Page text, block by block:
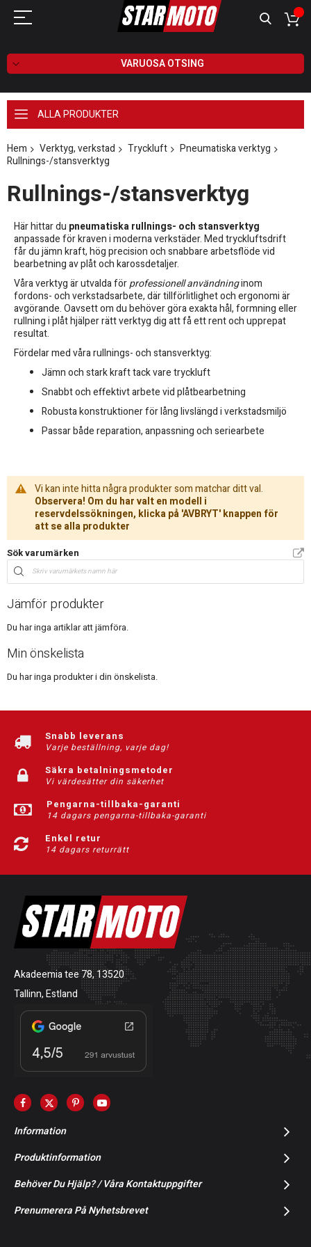
VARUOSA OTSING
ALLA PRODUKTER
Hem Verktyg, verkstad Tryckluft
Pneumatiska verktyg
Rullnings-/stansverktyg
Rullnings-/stansverktyg
Här hittar du pneumatiska rullnings- och stansverktyg
anpassade för kraven i moderna verkstäder. Med tryckluftsdrift
får du jämn kraft, hög precision och snabbare arbetsflöde vid
bearbetning av plåt och karossdetaljer.
Våra verktyg är utvalda förprofessionell användninginom
fordons- och verkstadsarbete, där tillförlitlighet och ergonomi är
avgörande. Oavsett om du behöver göra exakta hål, formning eller
rullning i plåt hjälper rätt verktyg dig att få ett rent och upprepat
resultat.
Fördelar med våra rullnings- och stansverktyg:
Jämn och stark kraft tack vare tryckluft
Snabbt och effektivt arbete vid plåtbearbetning
Robusta konstruktioner för lång livslängd i verkstadsmiljö
Passar både reparation, anpassning och seriearbete
Vi kan inte hitta några produkter som matchar ditt val.
Observera! Om du har valt en modell i
reservdelssökningen, klicka på 'AVBRYT' knappen för
att se alla produkter
Sök varumärken
Jämför produkter
Du har inga artiklar att jämföra.
Min önskelista
Du har inga produkter i din önskelista.
Snabb leverans
Varje beställning, varje dag!
Säkra betalningsmetoder
Vi värdesätter din säkerhet
Pengarna-tillbaka-garanti
14 dagars pengarna-tillbaka-garanti
Enkel retur
14 dagars returrätt
Akadeemia tee 78, 13520
Tallinn, Estland
Information
Produktinformation
Behöver Du Hjälp? / Våra Kontaktuppgifter
Prenumerera På Nyhetsbrevet